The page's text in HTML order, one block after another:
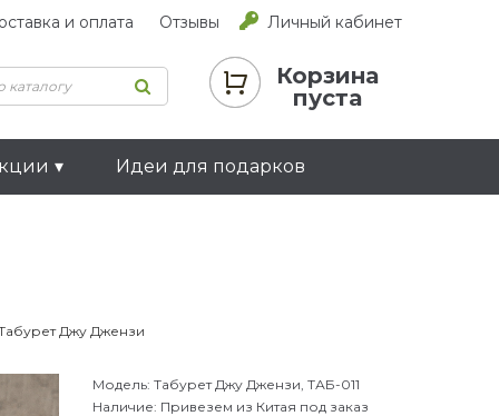
и оплата Отзывы Личный кабинет
Корзина
пуста
Идеи для подарков
Джу Джензи
Модель:Табурет Джу Джензи, ТАБ-011
Наличие: Привезем из Китая под заказ